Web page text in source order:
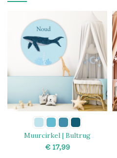
Muurcirkel | Bultrug
€